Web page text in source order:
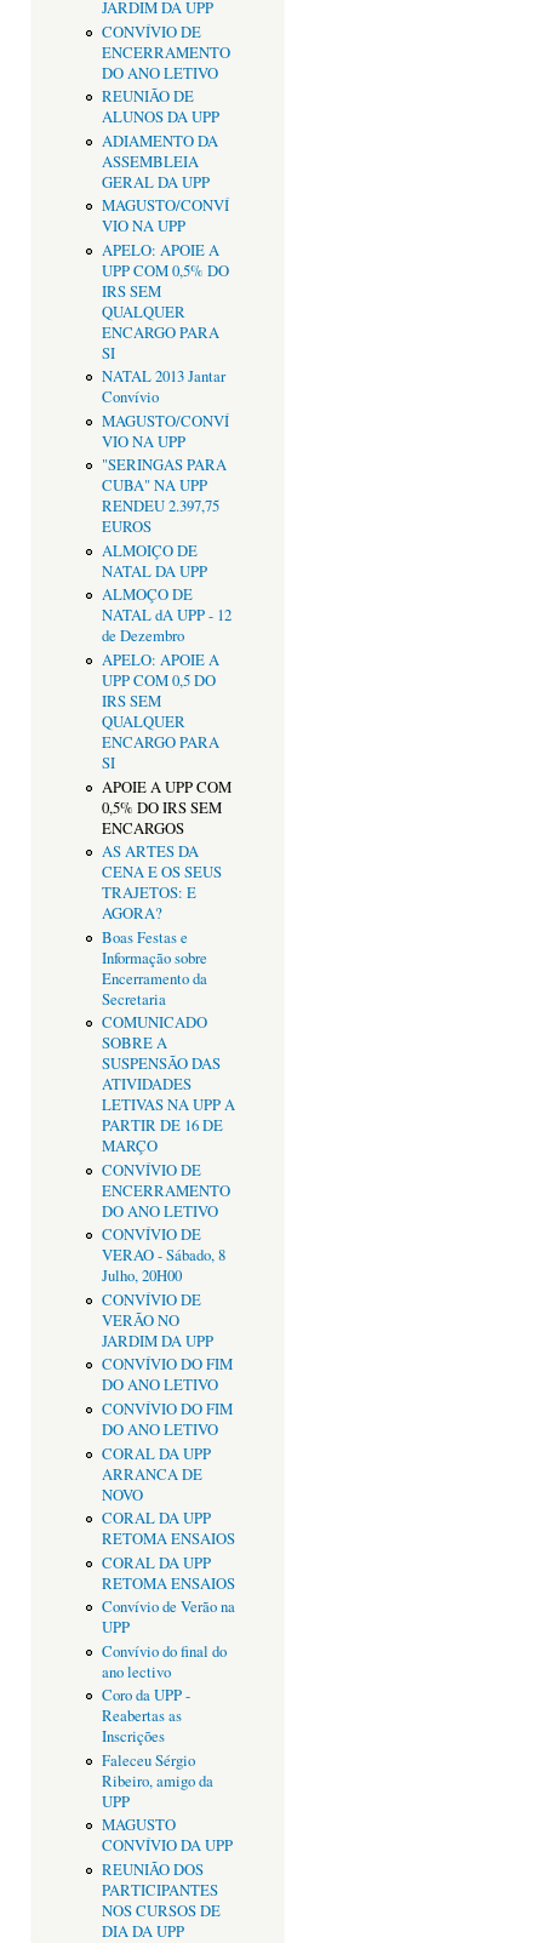
JARDIM DA UPP
CONVÍVIO DE
ENCERRAMENTO
DO ANO LETIVO
REUNIÃO DE
ALUNOS DA UPP
ADIAMENTO DA
ASSEMBLEIA
GERAL DA UPP
MAGUSTO/CONVÍ
VIO NA UPP
APELO: APOIE A
UPP COM 0,5% DO
IRS SEM
QUALQUER
ENCARGO PARA
SI
NATAL 2013 Jantar
Convívio
MAGUSTO/CONVÍ
VIO NA UPP
"SERINGAS PARA
CUBA" NA UPP
RENDEU 2.397,75
EUROS
ALMOIÇO DE
NATAL DA UPP
ALMOÇO DE
NATAL dA UPP - 12
de Dezembro
APELO: APOIE A
UPP COM 0,5 DO
IRS SEM
QUALQUER
ENCARGO PARA
SI
APOIE A UPP COM
0,5% DO IRS SEM
ENCARGOS
AS ARTES DA
CENA E OS SEUS
TRAJETOS: E
AGORA?
Boas Festas e
Informação sobre
Encerramento da
Secretaria
COMUNICADO
SOBRE A
SUSPENSÃO DAS
ATIVIDADES
LETIVAS NA UPP A
PARTIR DE 16 DE
MARÇO
CONVÍVIO DE
ENCERRAMENTO
DO ANO LETIVO
CONVÍVIO DE
VERAO - Sábado, 8
Julho, 20H00
CONVÍVIO DE
VERÃO NO
JARDIM DA UPP
CONVÍVIO DO FIM
DO ANO LETIVO
CONVÍVIO DO FIM
DO ANO LETIVO
CORAL DA UPP
ARRANCA DE
NOVO
CORAL DA UPP
RETOMA ENSAIOS
CORAL DA UPP
RETOMA ENSAIOS
Convívio de Verão na
UPP
Convívio do final do
ano lectivo
Coro da UPP -
Reabertas as
Inscrições
Faleceu Sérgio
Ribeiro, amigo da
UPP
MAGUSTO
CONVÍVIO DA UPP
REUNIÃO DOS
PARTICIPANTES
NOS CURSOS DE
DIA DA UPP